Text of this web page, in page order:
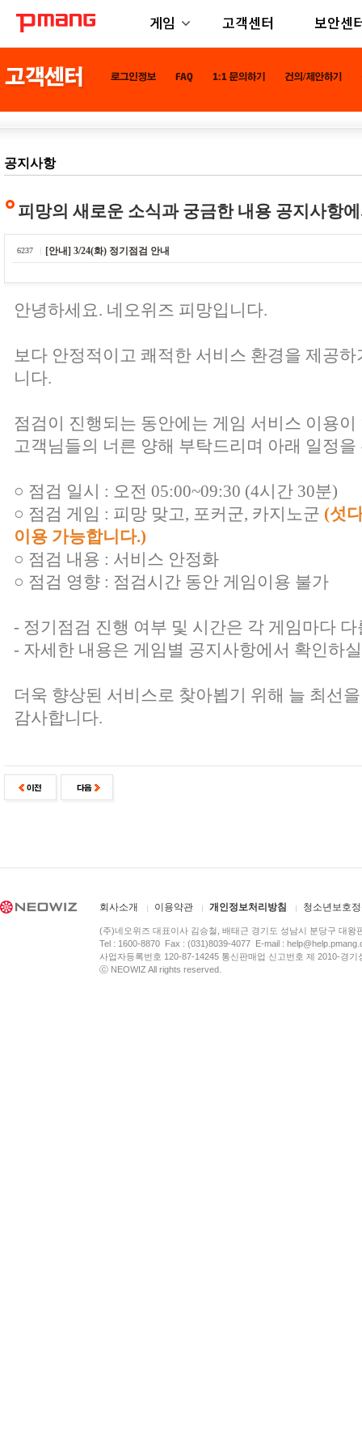
게임 고객센터 보안센
공지사항
피망의 새로운 소식과 궁금한 내용 공지사항
6237 [안내] 3/24(화) 정기점검 안내
안녕하세요. 네오위즈 피망입니다.
보다 안정적이고 쾌적한 서비스 환경을 제공
니다.
점검이 진행되는 동안에는 게임 서비스 이용
고객님들의 너른 양해 부탁드리며 아래 일정
○ 점검 일시 : 오전 05:00~09:30 (4시간 30분)
○ 점검 게임 : 피망 맞고, 포커군, 카지노군 (섯
이용 가능합니다.)
○ 점검 내용 : 서비스 안정화
○ 점검 영향 : 점검시간 동안 게임이용 불가
- 정기점검 진행 여부 및 시간은 각 게임마다
- 자세한 내용은 게임별 공지사항에서 확인하
더욱 향상된 서비스로 찾아뵙기 위해 늘 최선
감사합니다.
회사소개 이용약관 개인정보처리방침 청소년보호
(주)네오위즈 대표이사 김승철, 배태근 경기도 성남시 분당구 대왕
Tel : 1600-8870 Fax : (031)8039-4077 E-mail :
사업자등록번호 120-87-14245 통신판매업 신고번호 제 2010-경
ⓒ NEOWIZ All rights reserved.